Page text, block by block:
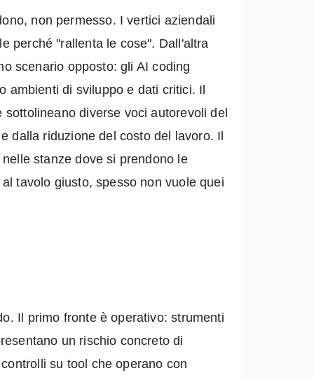
non permesso. I vertici aziendali
perché "rallenta le cose". Dall'altra
scenario opposto: gli AI coding
ambienti di sviluppo e dati critici. Il
diverse voci autorevoli del
dalla riduzione del costo del lavoro. Il
stanze dove si prendono le
tavolo giusto, spesso non vuole quei
Il primo fronte è operativo: strumenti
un rischio concreto di
su tool che operano con